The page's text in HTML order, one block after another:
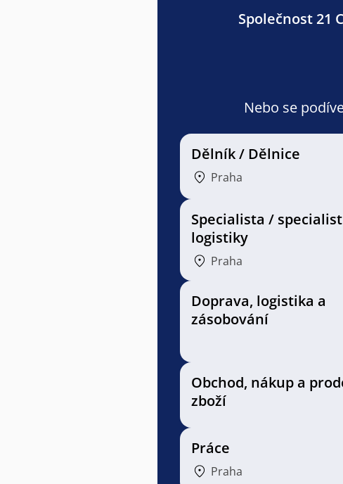
Společnost 21
Nebo se
Dělník / Dělnice
Praha
Specialista /
logistiky
Praha
Doprava, logistika a
zásobování
Obchod, nákup a
zboží
Práce
Praha